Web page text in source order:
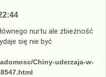
nurtu ale zbieżność
się nie być
Chiny-uderzaja-w-